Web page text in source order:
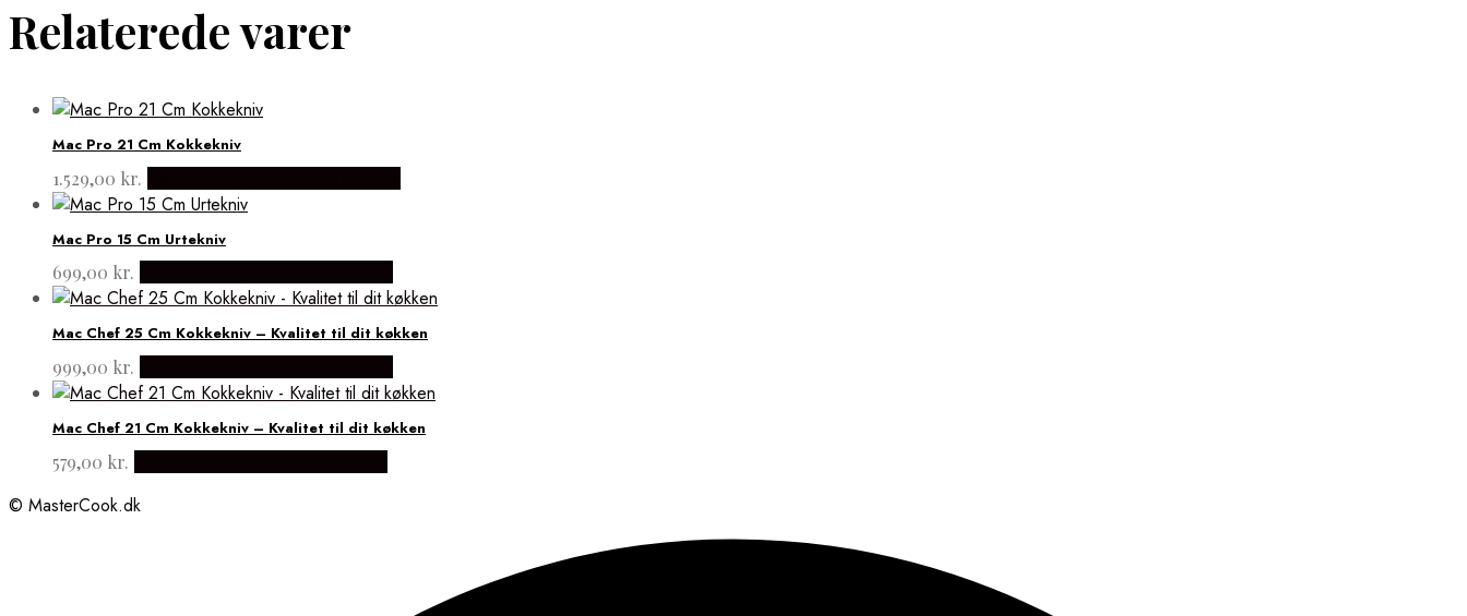
Relaterede varer
Mac Pro 21 Cm Kokkekniv
1.529,00 kr.
Mac Pro 15 Cm Urtekniv
699,00 kr.
Mac Chef 25 Cm Kokkekniv – Kvalitet til dit køkken
999,00 kr.
Mac Chef 21 Cm Kokkekniv – Kvalitet til dit køkken
579,00 kr.
© MasterCook.dk